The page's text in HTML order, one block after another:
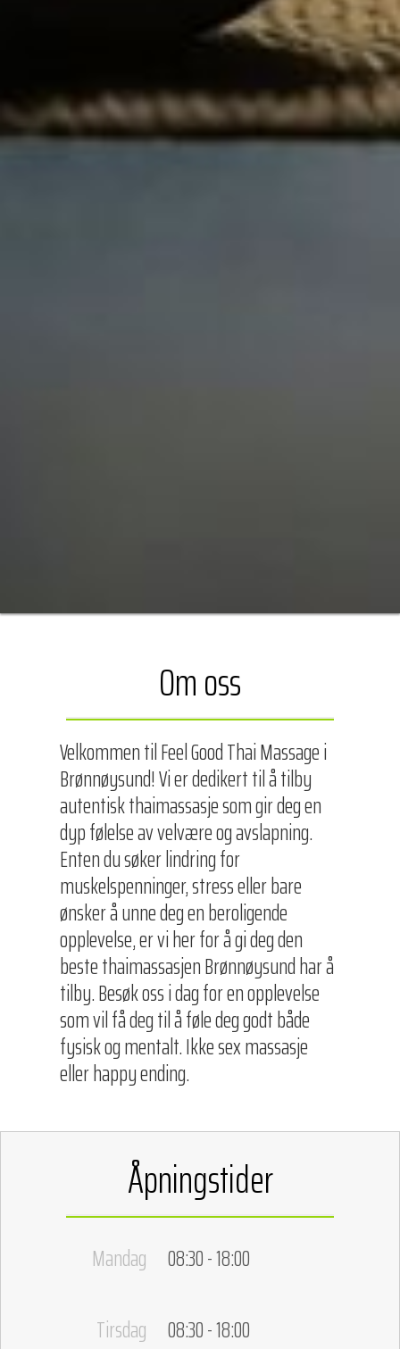
Om oss
Velkommen til Feel Good Thai Massage i
Brønnøysund! Vi er dedikert til å tilby
autentisk thaimassasje som gir deg en
dyp følelse av velvære og avslapning.
Enten du søker lindring for
muskelspenninger, stress eller bare
ønsker å unne deg en beroligende
opplevelse, er vi her for å gi deg den
beste thaimassasjen Brønnøysund har å
tilby. Besøk oss i dag for en opplevelse
som vil få deg til å føle deg godt både
fysisk og mentalt. Ikke sex massasje
eller happy ending.
Åpningstider
Mandag
08:30 - 18:00
Tirsdag
08:30 - 18:00